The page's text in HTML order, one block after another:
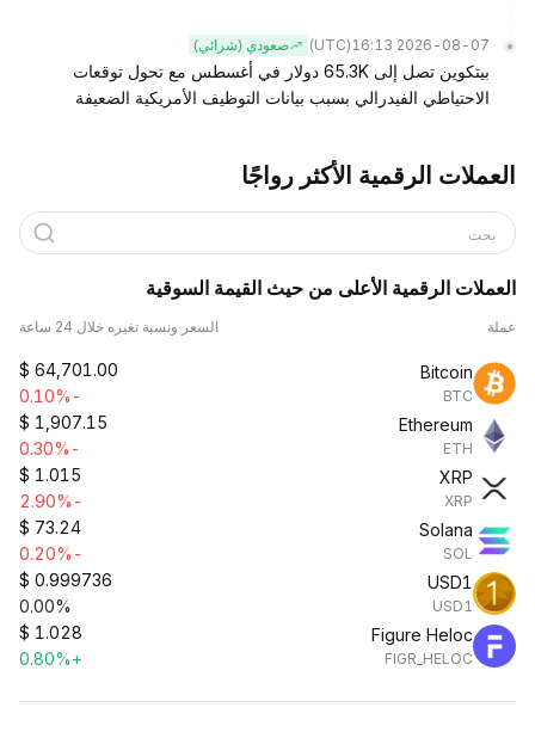
2026-08-07 16:13
(UTC) صعودي (شرائي)
بيتكوين تصل إلى 65.3K دولار في أغسطس مع تحول توقعات
الاحتياطي الفيدرالي بسبب بيانات التوظيف الأمريكية الضعيفة
العملات الرقمية الأكثر رواجًا
بحث
العملات الرقمية الأعلى من حيث القيمة السوقية
عملة السعر ونسبة تغيره خلال 24 ساعة
Bitcoin
BTC
$ 64,701.00
-0.10%
Ethereum
ETH
$ 1,907.15
-0.30%
XRP
XRP
$ 1.015
-2.90%
Solana
SOL
$ 73.24
-0.20%
USD1
USD1
$ 0.999736
0.00%
Figure Heloc
FIGR_HELOC
$ 1.028
+0.80%